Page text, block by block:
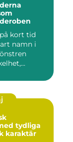
kort tid
namn i
tydliga
karaktär